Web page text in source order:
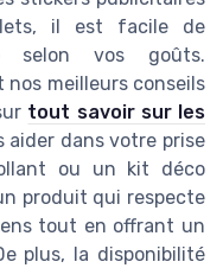
il est facile de
selon vos goûts.
meilleurs conseils
tout savoir sur les
aider dans votre prise
ou un kit déco
produit qui respecte
tout en offrant un
plus, la disponibilité